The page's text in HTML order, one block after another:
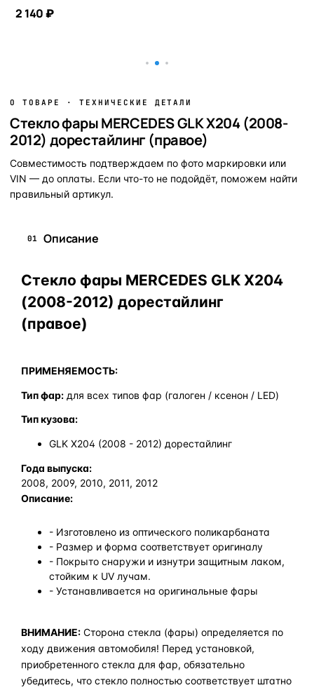
2 140 ₽
О ТОВАРЕ · ТЕХНИЧЕСКИЕ ДЕТАЛИ
Стекло фары MERCEDES GLK X204 (2008-
2012) дорестайлинг (правое)
Совместимость подтверждаем по фото маркировки или
VIN — до оплаты. Если что-то не подойдёт, поможем найти
правильный артикул.
01 Описание
Стекло фары MERCEDES GLK X204
(2008-2012) дорестайлинг
(правое)
ПРИМЕНЯЕМОСТЬ:
Тип фар: для всех типов фар (галоген / ксенон / LED)
Тип кузова:
GLK X204 (2008 - 2012) дорестайлинг
Года выпуска:
2008, 2009, 2010, 2011, 2012
Описание:
- Изготовлено из оптического поликарбаната
- Размер и форма соответствует оригиналу
- Покрыто снаружи и изнутри защитным лаком,
стойким к UV лучам.
- Устанавливается на оригинальные фары
ВНИМАНИЕ: Сторона стекла (фары) определяется по
ходу движения автомобиля! Перед установкой,
приобретенного стекла для фар, обязательно
убедитесь, что стекло полностью соответствует штатно